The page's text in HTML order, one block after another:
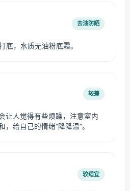
去油防晒
底，水质无油粉底霜。
较差
让人觉得有些烦躁，注意室内
给自己的情绪“降降温”。
较适宜